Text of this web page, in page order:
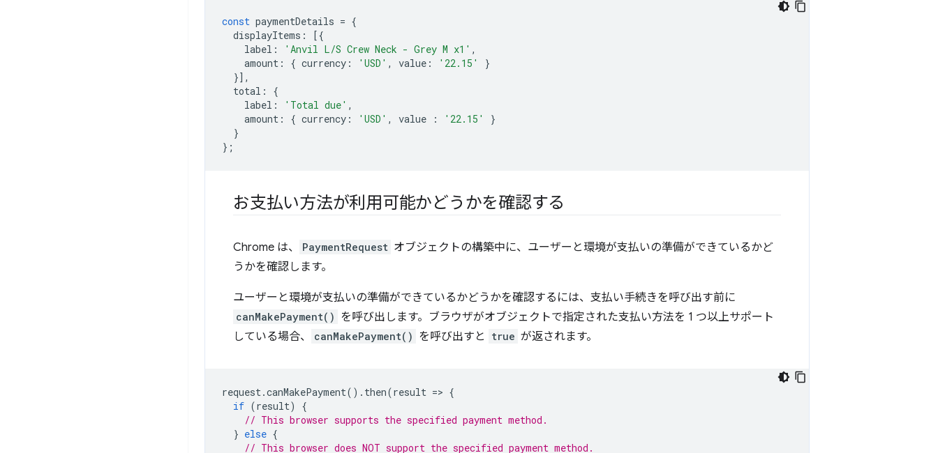
const paymentDetails = {
displayItems :
[{
label : 'Anvil L/S Crew Neck - Grey M x1' ,
amount : { currency : 'USD' , value : '22.15'
}
}],
total :
{
label : 'Total due' ,
amount : { currency : 'USD' , value : '22.15'
}
}
};
お支払い方法が利用可能かどうかを確認する
Chrome は、 PaymentRequest オブジェクトの構築中に、ユーザーと環境が支払いの準備ができているかど
うかを確認します。
ユーザーと環境が支払いの準備ができているかどうかを確認するには、支払い手続きを呼び出す前に
canMakePayment() を呼び出します。ブラウザがオブジェクトで指定された支払い方法を 1 つ以上サポート
している場合、
canMakePayment() を呼び出すと true が返されます。
request.canMakePayment(). then(result => {
if (result)
{
// This browser supports the specified payment method.
} else {
// This browser does NOT support the specified payment method.